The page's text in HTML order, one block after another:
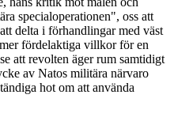
specialoperationen", oss att
delta i förhandlingar med väst
fördelaktiga villkor för en
att revolten äger rum samtidigt
av Natos militära närvaro
hot om att använda